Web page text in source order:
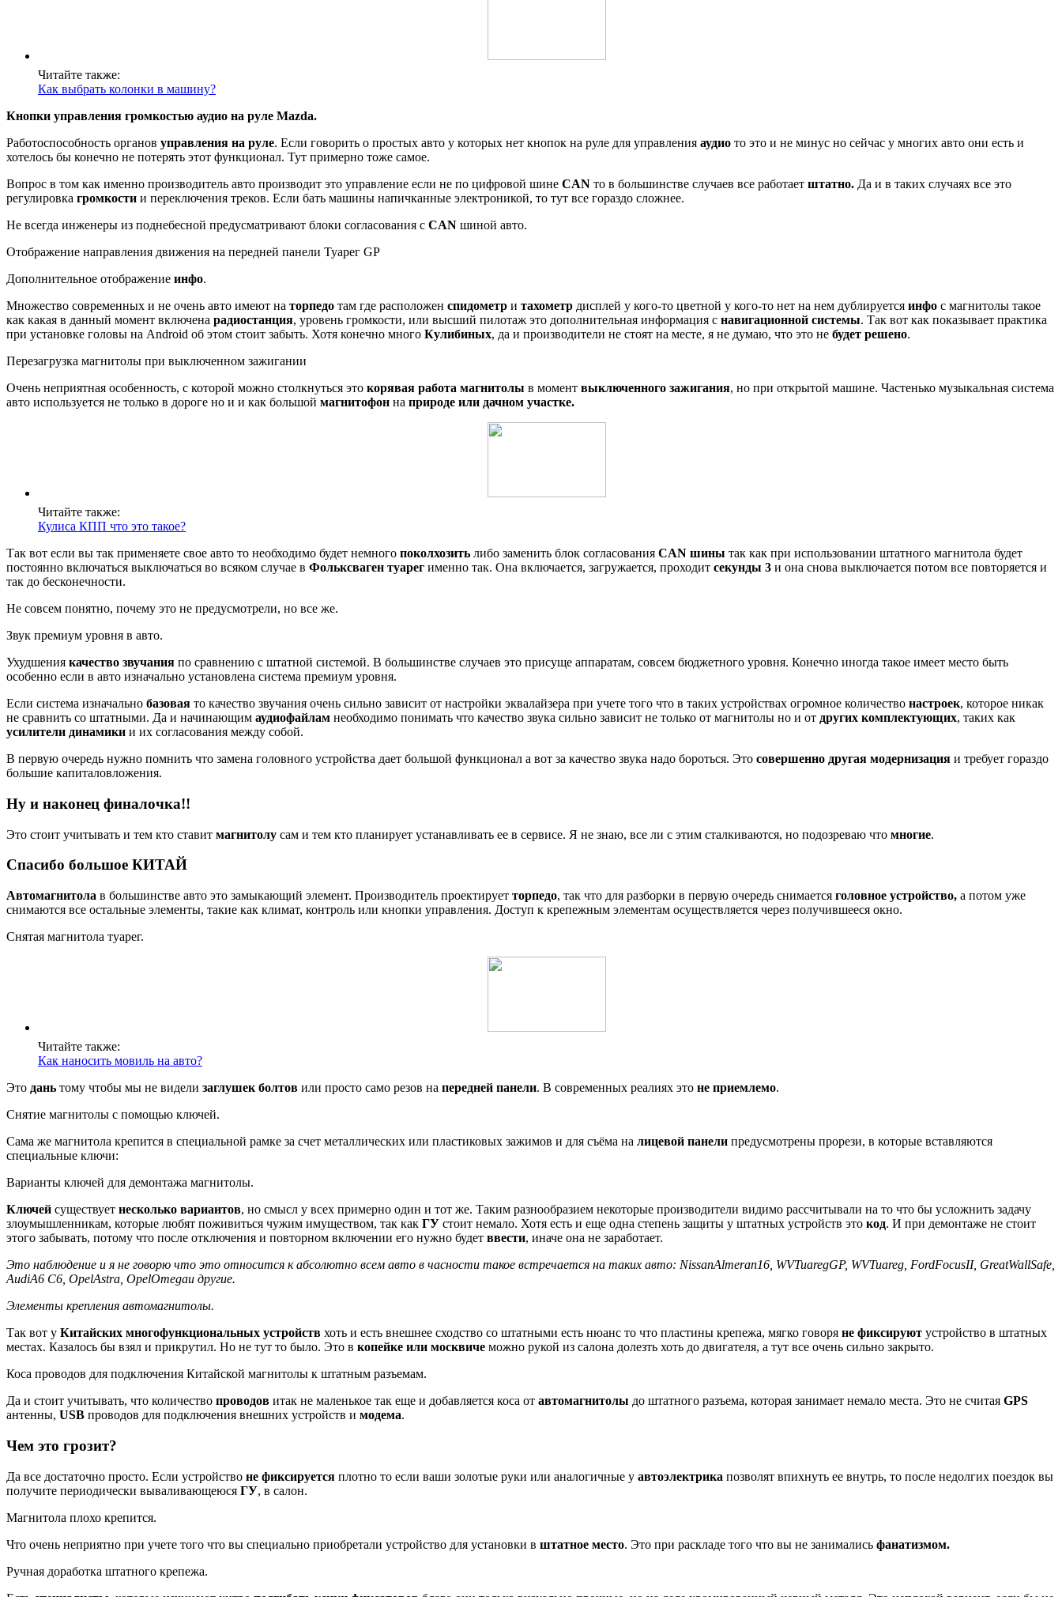
Читайте также:
Как выбрать колонки в машину?
Кнопки управления громкостью аудио на руле Mazda.
Работоспособность органов управления на руле. Если говорить о простых авто у которых нет кнопок на руле для управления аудио то это и не минус но сейчас у многих авто они есть и
хотелось бы конечно не потерять этот функционал. Тут примерно тоже самое.
Вопрос в том как именно производитель авто производит это управление если не по цифровой шине CAN то в большинстве случаев все работает штатно. Да и в таких случаях все это
регулировка громкости и переключения треков. Если бать машины напичканные электроникой, то тут все гораздо сложнее.
Не всегда инженеры из поднебесной предусматривают блоки согласования с CAN шиной авто.
Отображение направления движения на передней панели Туарег GP
Дополнительное отображение инфо.
Множество современных и не очень авто имеют на торпедо там где расположен спидометр и тахометр дисплей у кого-то цветной у кого-то нет на нем дублируется инфо с магнитолы такое
как какая в данный момент включена радиостанция, уровень громкости, или высший пилотаж это дополнительная информация с навигационной системы. Так вот как показывает практика
при установке головы на Android об этом стоит забыть. Хотя конечно много Кулибиных, да и производители не стоят на месте, я не думаю, что это не будет решено.
Перезагрузка магнитолы при выключенном зажигании
Очень неприятная особенность, с которой можно столкнуться это корявая работа магнитолы в момент выключенного зажигания, но при открытой машине. Частенько музыкальная система
авто используется не только в дороге но и и как большой магнитофон на природе или дачном участке.
Читайте также:
Кулиса КПП что это такое?
Так вот если вы так применяете свое авто то необходимо будет немного поколхозить либо заменить блок согласования CAN шины так как при использовании штатного магнитола будет
постоянно включаться выключаться во всяком случае в Фольксваген туарег именно так. Она включается, загружается, проходит секунды 3 и она снова выключается потом все повторяется и
так до бесконечности.
Не совсем понятно, почему это не предусмотрели, но все же.
Звук премиум уровня в авто.
Ухудшения качество звучания по сравнению с штатной системой. В большинстве случаев это присуще аппаратам, совсем бюджетного уровня. Конечно иногда такое имеет место быть
особенно если в авто изначально установлена система премиум уровня.
Если система изначально базовая то качество звучания очень сильно зависит от настройки эквалайзера при учете того что в таких устройствах огромное количество настроек, которое никак
не сравнить со штатными. Да и начинающим аудиофайлам необходимо понимать что качество звука сильно зависит не только от магнитолы но и от других комплектующих, таких как
усилители динамики и их согласования между собой.
В первую очередь нужно помнить что замена головного устройства дает большой функционал а вот за качество звука надо бороться. Это совершенно другая модернизация и требует гораздо
большие капиталовложения.
Ну и наконец финалочка!!
Это стоит учитывать и тем кто ставит магнитолу сам и тем кто планирует устанавливать ее в сервисе. Я не знаю, все ли с этим сталкиваются, но подозреваю что многие.
Спасибо большое КИТАЙ
Автомагнитола в большинстве авто это замыкающий элемент. Производитель проектирует торпедо, так что для разборки в первую очередь снимается головное устройство, а потом уже
снимаются все остальные элементы, такие как климат, контроль или кнопки управления. Доступ к крепежным элементам осуществляется через получившееся окно.
Снятая магнитола туарег.
Читайте также:
Как наносить мовиль на авто?
Это дань тому чтобы мы не видели заглушек болтов или просто само резов на передней панели. В современных реалиях это не приемлемо.
Снятие магнитолы с помощью ключей.
Сама же магнитола крепится в специальной рамке за счет металлических или пластиковых зажимов и для съёма на лицевой панели предусмотрены прорези, в которые вставляются
специальные ключи:
Варианты ключей для демонтажа магнитолы.
Ключей существует несколько вариантов, но смысл у всех примерно один и тот же. Таким разнообразием некоторые производители видимо рассчитывали на то что бы усложнить задачу
злоумышленникам, которые любят поживиться чужим имуществом, так как ГУ стоит немало. Хотя есть и еще одна степень защиты у штатных устройств это код. И при демонтаже не стоит
этого забывать, потому что после отключения и повторном включении его нужно будет ввести, иначе она не заработает.
Это наблюдение и я не говорю что это относится к абсолютно всем авто в часности такое встречается на таких авто: NissanAlmeran16, WVTuaregGP, WVTuareg, FordFocusII, GreatWallSafe,
AudiA6 C6, OpelAstra, OpelOmegaи другие.
Элементы крепления автомагнитолы.
Так вот у Китайских многофункциональных устройств хоть и есть внешнее сходство со штатными есть нюанс то что пластины крепежа, мягко говоря не фиксируют устройство в штатных
местах. Казалось бы взял и прикрутил. Но не тут то было. Это в копейке или москвиче можно рукой из салона долезть хоть до двигателя, а тут все очень сильно закрыто.
Коса проводов для подключения Китайской магнитолы к штатным разъемам.
Да и стоит учитывать, что количество проводов итак не маленькое так еще и добавляется коса от автомагнитолы до штатного разъема, которая занимает немало места. Это не считая GPS
антенны, USB проводов для подключения внешних устройств и модема.
Чем это грозит?
Да все достаточно просто. Если устройство не фиксируется плотно то если ваши золотые руки или аналогичные у автоэлектрика позволят впихнуть ее внутрь, то после недолгих поездок вы
получите периодически вываливающеюся ГУ, в салон.
Магнитола плохо крепится.
Что очень неприятно при учете того что вы специально приобретали устройство для установки в штатное место. Это при раскладе того что вы не занимались фанатизмом.
Ручная доработка штатного крепежа.